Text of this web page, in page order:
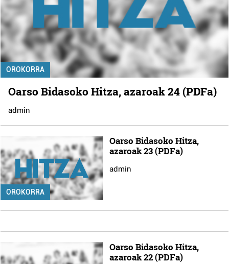
OROKORRA
Oarso Bidasoko Hitza, azaroak 24 (PDFa)
admin
OROKORRA
Oarso Bidasoko Hitza,
azaroak 23 (PDFa)
admin
Oarso Bidasoko Hitza,
azaroak 22 (PDFa)